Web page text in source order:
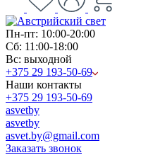
Пн-пт: 10:00-20:00
Сб: 11:00-18:00
Вс: выходной
+375 29 193-50-69
Наши контакты
+375 29 193-50-69
asvetby
asvetby
asvet.by@gmail.com
Заказать звонок